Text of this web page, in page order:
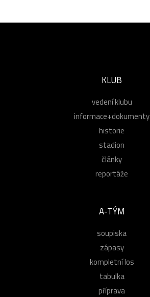
KLUB
vedení klubu
informace+dokumenty
historie
stadion
články
reportáže
A-TÝM
soupiska
zápasy
kompletní los
tabulka
příprava